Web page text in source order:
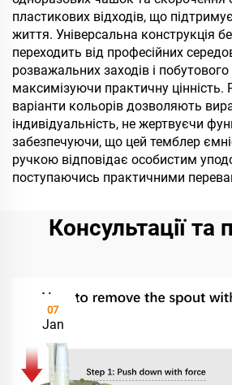
пластикових відходів, що
життя. Універсальна конструкція
переходить від професійних
розважальних заходів і
максимізуючи практичну цінність.
варіанти кольорів дозволяють
індивідуальність, не жертвуєчи
забезпечуючи, що цей темблер
ручкою відповідає особистим
поступаючись практичними
Консультації та
07
Jan